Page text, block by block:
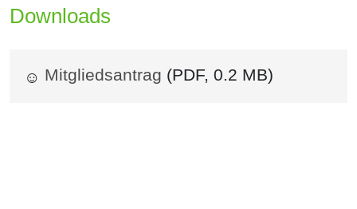
Downloads
Mitgliedsantrag (PDF, 0.2 MB)